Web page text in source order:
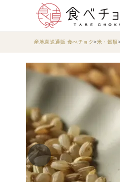
産地直送通販 食べチョク 米・穀類